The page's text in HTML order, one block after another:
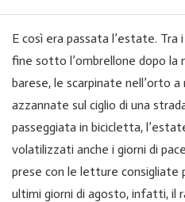
E così era passata l’estate.
fine sotto l’ombrellone dopo la
barese, le scarpinate nell’orto
azzannate sul ciglio di una
passeggiata in bicicletta,
volatilizzati anche i giorni di
prese con le letture consigliate
ultimi giorni di agosto, infatti, il